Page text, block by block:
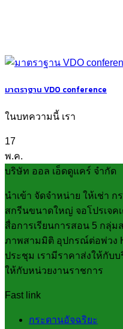
มาตราฐาน VDO conference
ในบทความนี้ เรา
17
พ.ค.
บริษัท ออล เอ็ดดูแคร์ จำกัด
นำเข้า จัดจำหน่าย ให้เช่า
สกรีนขนาดใหญ่ จอโปรเจค
สื่อการเรียนการสอน 5 กลุ่ม
ภาพสามมิติ อุปกรณ์ต่อพ่วง
ประชุม เรามีราคาส่งให้กับ
ให้กับหน่วยงานราชการ
Fast link
กระดานอัจฉริยะ